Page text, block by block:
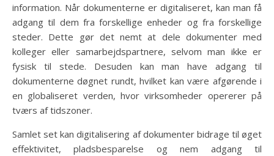
information. Når dokumenterne er digitaliseret, kan man få
adgang til dem fra forskellige enheder og fra forskellige
steder. Dette gør det nemt at dele dokumenter med
kolleger eller samarbejdspartnere, selvom man ikke er
fysisk til stede. Desuden kan man have adgang til
dokumenterne døgnet rundt, hvilket kan være afgørende i
en globaliseret verden, hvor virksomheder opererer på
tværs af tidszoner.
Samlet set kan digitalisering af dokumenter bidrage til øget
effektivitet, pladsbesparelse og nem adgang til